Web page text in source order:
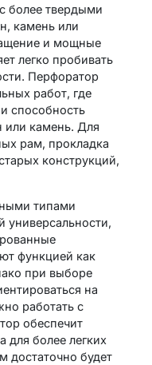
более твердыми
камень или
и мощные
легко пробивать
Перфоратор
работ, где
способность
или камень. Для
рам, прокладка
конструкций,
типами
универсальности,
функцией как
при выборе
на
работать с
обеспечит
для более легких
достаточно будет